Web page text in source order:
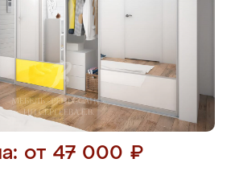
от 47 000 ₽